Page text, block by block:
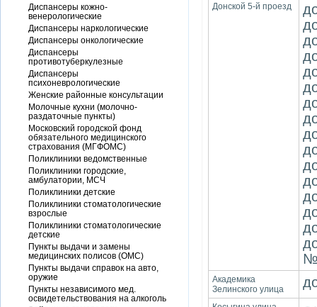
Донской 5-й проезд
№
Академика
Зелинского улица
Диспансеры кожно-
венерологические
Диспансеры наркологические
Диспансеры онкологические
Диспансеры
противотуберкулезные
Диспансеры
психоневрологические
Женские районные консультации
Молочные кухни (молочно-
раздаточные пункты)
Московский городской фонд
обязательного медицинского
страхования (МГФОМС)
Поликлиники ведомственные
Поликлиники городские,
амбулатории, МСЧ
Поликлиники детские
Поликлиники стоматологические
взрослые
Поликлиники стоматологические
детские
Пункты выдачи и замены
медицинских полисов (ОМС)
Пункты выдачи справок на авто,
оружие
Пункты независимого мед.
освидетельствования на алкоголь